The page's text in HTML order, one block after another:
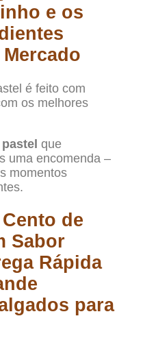
e os
é feito com
os melhores
que
uma encomenda –
momentos
de
Sabor
Rápida
para